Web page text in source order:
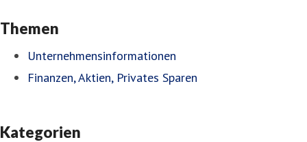
Themen
Unternehmensinformationen
Finanzen, Aktien, Privates Sparen
Kategorien